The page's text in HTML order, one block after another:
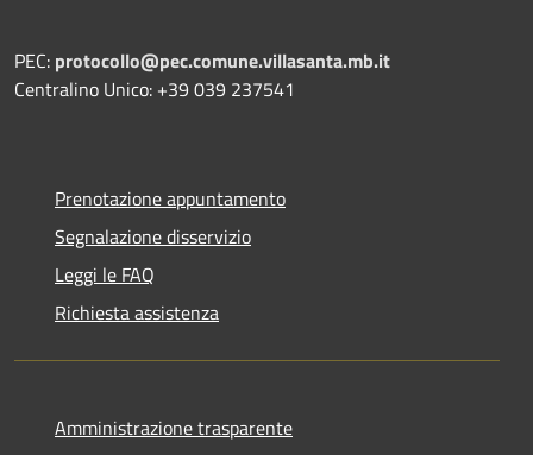
PEC: protocollo@pec.comune.villasanta.mb.it
Centralino Unico: +39 039 237541
Prenotazione appuntamento
Segnalazione disservizio
Leggi le FAQ
Richiesta assistenza
Amministrazione trasparente